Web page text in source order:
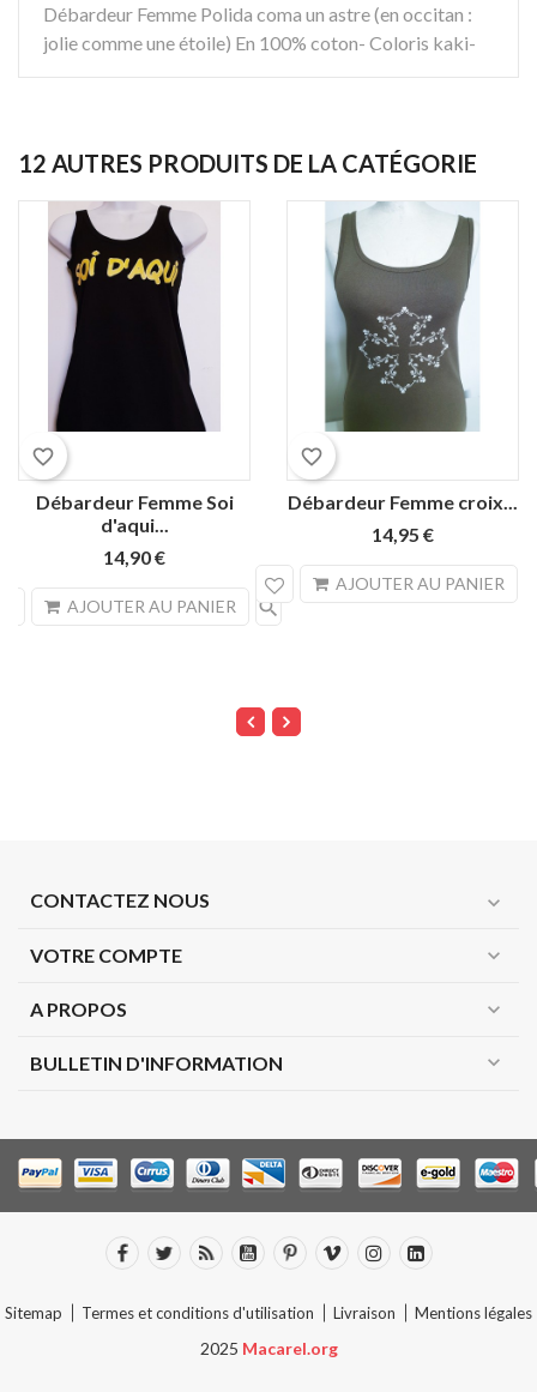
Débardeur Femme Polida coma un astre (en occitan :
jolie comme une étoile) En 100% coton- Coloris kaki-
12 AUTRES PRODUITS DE LA CATÉGORIE
favorite_border
Débardeur Femme Soi
d'aqui...
14,90 €
AJOUTER AU PANIER search
favorite_border
Débardeur Femme croix...
14,95 €
AJOUTER AU PANIER
CONTACTEZ NOUS expand_more
VOTRE COMPTE expand_more
A PROPOS expand_more
BULLETIN D'INFORMATION expand_more
Sitemap Termes et conditions d'utilisation Livraison Mentions légales
2025 Macarel.org